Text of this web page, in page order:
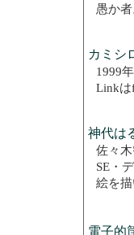
愚か者
カミシ
1999
Linkは
神代は
佐々木
SE・
絵を描
電子的